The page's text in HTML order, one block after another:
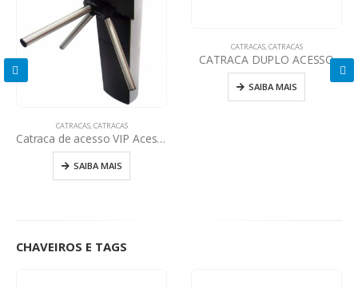
CATRACAS,CATRACAS
Catraca de acesso VIP Acesso Especial
SAIBA MAIS
CATRACAS,CATRACAS
CATRACA DUPLO ACESSO
SAIBA MAIS
CHAVEIROS E TAGS